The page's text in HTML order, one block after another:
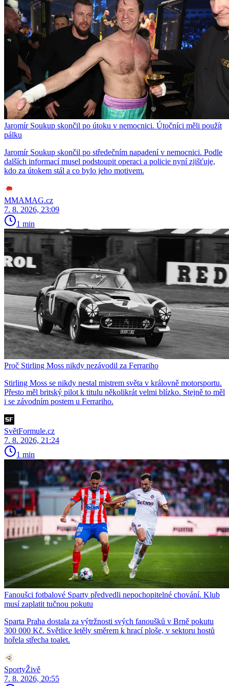
Jaromír Soukup skončil po útoku v nemocnici. Útočníci měli použít
pálku
Jaromír Soukup skončil po středečním napadení v nemocnici. Podle
dalších informací musel podstoupit operaci a policie nyní zjišťuje,
kdo za útokem stál a co bylo jeho motivem.
MMAMAG.cz
7. 8. 2026, 23:09
1 min
Proč Stirling Moss nikdy nezávodil za Ferrariho
Stirling Moss se nikdy nestal mistrem světa v královně motorsportu.
Přesto měl britský pilot k titulu několikrát velmi blízko. Stejně to měl
i se závodním postem u Ferrariho.
SvětFormule.cz
7. 8. 2026, 21:24
1 min
Fanoušci fotbalové Sparty předvedli nepochopitelné chování. Klub
musí zaplatit tučnou pokutu
Sparta Praha dostala za výtržnosti svých fanoušků v Brně pokutu
300 000 Kč. Světlice letěly směrem k hrací ploše, v sektoru hostů
hořela střecha toalet.
SportyŽivě
7. 8. 2026, 20:55